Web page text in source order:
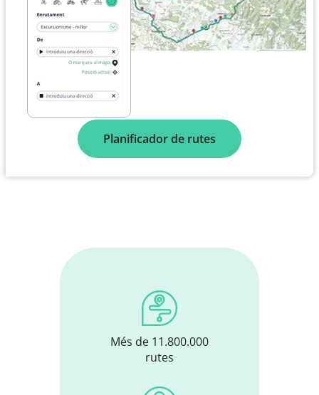
Planificador de rutes
Més de 11.800.000
rutes